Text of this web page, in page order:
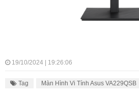
19/10/2024 | 19:26:06
Tag Màn Hình Vi Tính Asus VA229QSB